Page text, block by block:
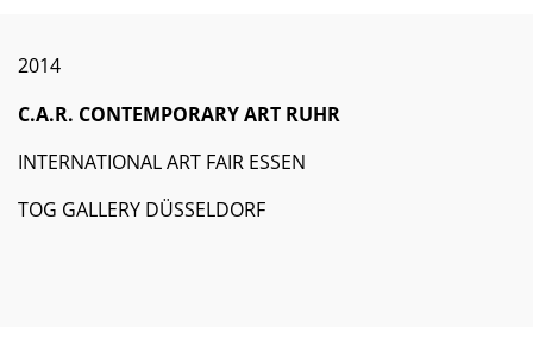
2014
C.A.R. CONTEMPORARY ART RUHR
INTERNATIONAL ART FAIR ESSEN
TOG GALLERY DÜSSELDORF